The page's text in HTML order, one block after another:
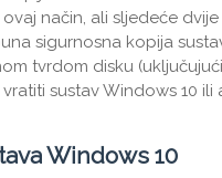
način, ali sljedeće
sigurnosna kopija
tvrdom disku
sustav Windows 10 ili
Windows 10